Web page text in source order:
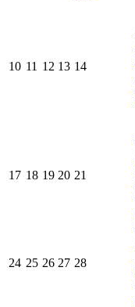
10 11 12 13 14
17 18 19 20 21
24 25 26 27 28